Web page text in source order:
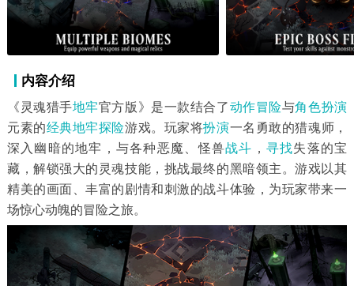
内容介绍
《灵魂猎手地牢官方版》是一款结合了动作冒险与角色扮演
元素的经典地牢探险游戏。玩家将扮演一名勇敢的猎魂师，
深入幽暗的地牢，与各种恶魔、怪兽战斗 ， 寻找失落的宝
藏，解锁强大的灵魂技能，挑战最终的黑暗领主。游戏以其
精美的画面、丰富的剧情和刺激的战斗体验，为玩家带来一
场惊心动魄的冒险之旅。